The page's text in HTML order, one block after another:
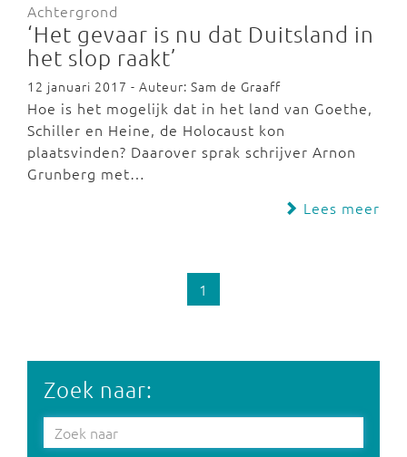
Achtergrond
‘Het gevaar is nu dat Duitsland in
het slop raakt’
12 januari 2017 - Auteur: Sam de Graaff
Hoe is het mogelijk dat in het land van Goethe,
Schiller en Heine, de Holocaust kon
plaatsvinden? Daarover sprak schrijver Arnon
Grunberg met…
Lees meer
1
Zoek naar: